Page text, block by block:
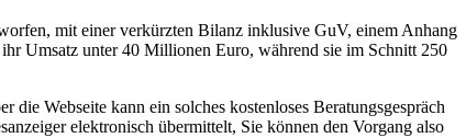
mit einer verkürzten Bilanz inklusive GuV, einem Anhang
Umsatz unter 40 Millionen Euro, während sie im Schnitt 250
Webseite kann ein solches kostenloses Beratungsgespräch
elektronisch übermittelt, Sie können den Vorgang also